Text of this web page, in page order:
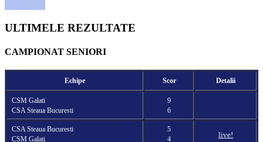
ULTIMELE REZULTATE
CAMPIONAT SENIORI
Echipe Scor Detalii
CSM Galati
CSA Steaua Bucuresti
9
6
CSA Steaua Bucuresti
CSM Galati
5
4
live!